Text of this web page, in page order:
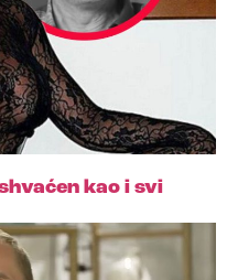
kao i svi